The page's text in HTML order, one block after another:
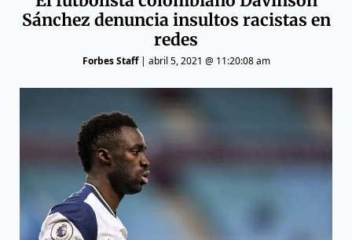
Sánchez denuncia insultos racistas en
redes
Forbes Staff| abril 5, 2021 @ 11:20:08 am